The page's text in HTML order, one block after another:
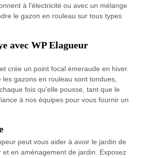
à l'électricité ou avec un mélange
le gazon en rouleau sur tous types
avec WP Elagueur
crée un point focal émeraude en hiver.
gazons en rouleau sont tondues,
fois qu'elle pousse, tant que le
à nos équipes pour vous fournir un
peut vous aider à avoir le jardin de
en aménagement de jardin. Exposez